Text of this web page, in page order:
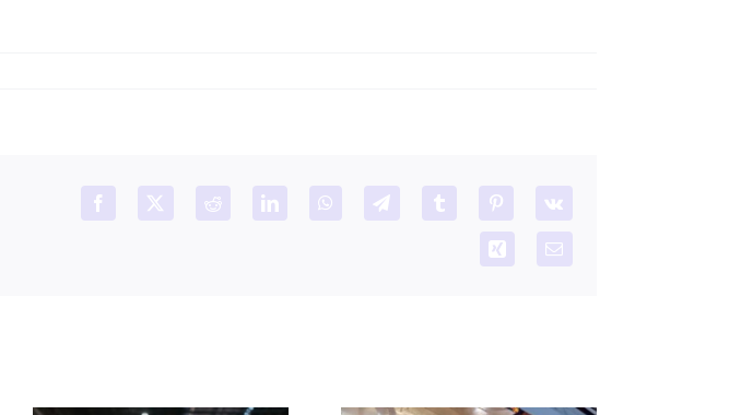
Facebook Reddit LinkedIn WhatsAppTelegram Tumblr PinterestVk
Xing Email